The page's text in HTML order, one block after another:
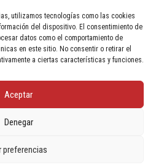
utilizamos tecnologías como las cookies
del dispositivo. El consentimiento de
datos como el comportamiento de
en este sitio. No consentir o retirar el
a ciertas características y funciones.
Aceptar
Denegar
preferencias
reserved | Powered by